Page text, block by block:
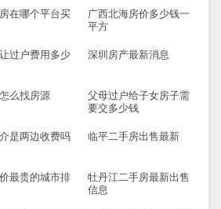
在哪个平台买
广西北海房价多少钱一
平方
过户费用多少 深圳房产最新消息
么找房源
父母过户给子女房子需
要交多少钱
是两边收费吗 临平二手房出售最新
最贵的城市排
牡丹江二手房最新出售
信息